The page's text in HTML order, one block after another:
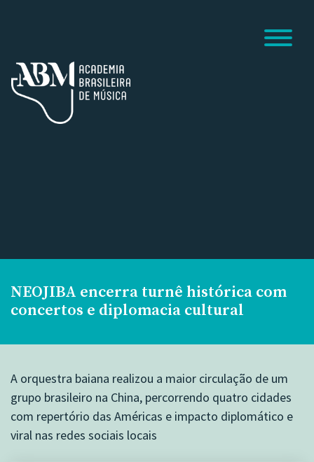
NEOJIBA encerra turnê histórica com
concertos e diplomacia cultural
A orquestra baiana realizou a maior circulação de um
grupo brasileiro na China, percorrendo quatro cidades
com repertório das Américas e impacto diplomático e
viral nas redes sociais locais